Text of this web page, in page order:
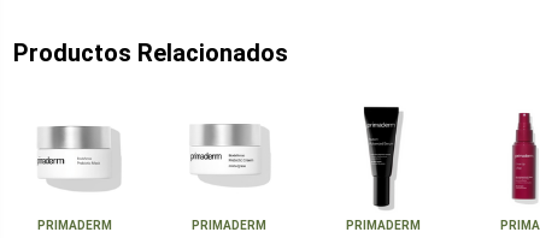
Productos Relacionados
PRIMADERM
PRIMADERM
PRIMADERM